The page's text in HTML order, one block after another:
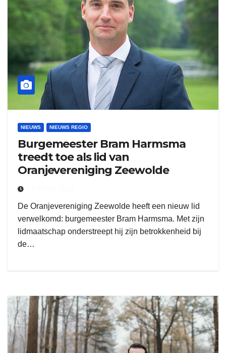
NIEUWS NIEUWS REGIO
Burgemeester Bram Harmsma
treedt toe als lid van
Oranjevereniging Zeewolde
De Oranjevereniging Zeewolde heeft een nieuw lid
verwelkomd: burgemeester Bram Harmsma. Met zijn
lidmaatschap onderstreept hij zijn betrokkenheid bij
de…